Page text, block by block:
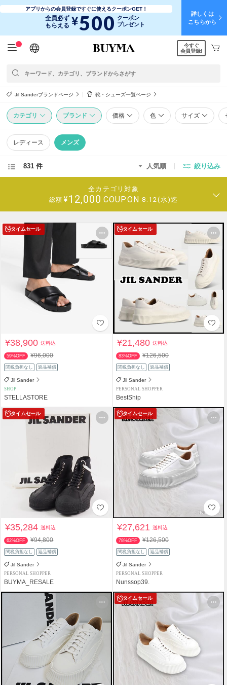
アプリからの会員登録ですぐに使えるクーポンGET！
全員必ず
もらえる ¥500 クーポン
プレゼント
詳しくは
こちらから
日本語
English
简体中文
繁體中文
今すぐ
会員登録!
Jil Sanderブランドページ 靴・シューズ一覧ページ
カテゴリ ブランド 価格 色 サイズ
レディース メンズ
831 件 人気順 絞り込み
全カテゴリ対象
総額 ¥12,000 COUPON 8.12(水)迄
タイムセール
¥38,900送料込
59%OFF ¥96,000
関税負担なし 返品補償
Jil Sander
SHOP
STELLASTORE
タイムセール
¥21,480送料込
83%OFF ¥126,500
関税負担なし 返品補償
Jil Sander
PERSONAL SHOPPER
BestShip
タイムセール
¥35,284送料込
62%OFF ¥94,800
関税負担なし 返品補償
Jil Sander
PERSONAL SHOPPER
BUYMA_RESALE
タイムセール
¥27,621送料込
78%OFF ¥126,500
関税負担なし 返品補償
Jil Sander
PERSONAL SHOPPER
Nunssop39.
タイムセール